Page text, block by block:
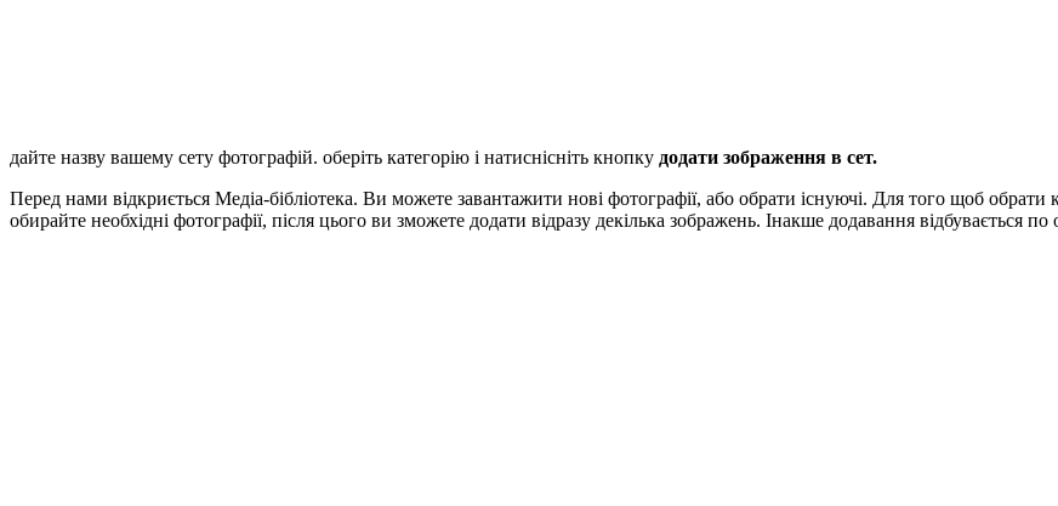
дайте назву вашему сету фотографій. оберіть категорію і натиснісніть кнопку додати зображення в сет.
Перед нами відкриється Медіа-бібліотека. Ви можете завантажити нові фотографії, або обрати існуючі. Для того щоб обрати
обирайте необхідні фотографії, після цього ви зможете додати відразу декілька зображень. Інакше додавання відбувається по